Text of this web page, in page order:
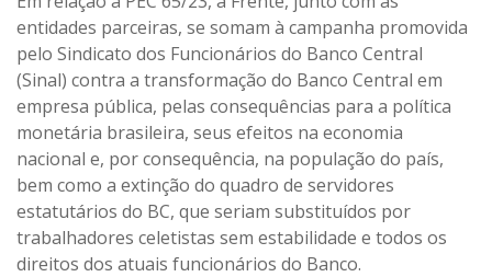
entidades parceiras, se somam à campanha promovida
pelo Sindicato dos Funcionários do Banco Central
(Sinal) contra a transformação do Banco Central em
empresa pública, pelas consequências para a política
monetária brasileira, seus efeitos na economia
nacional e, por consequência, na população do país,
bem como a extinção do quadro de servidores
estatutários do BC, que seriam substituídos por
trabalhadores celetistas sem estabilidade e todos os
direitos dos atuais funcionários do Banco.